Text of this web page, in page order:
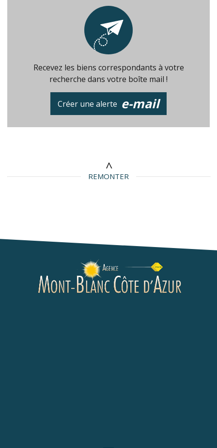
Recevez les biens correspondants à votre
recherche dans votre boîte mail !
Créer une alerte e-mail
REMONTER